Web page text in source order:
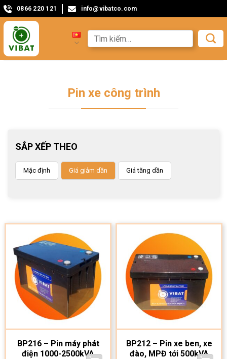
info@vibatco.com
0866 220 121
Pin xe công trình
SẮP XẾP THEO
Mặc định Giá giảm dần Giá tăng dần
BP216 – Pin máy phát
điện 1000-2500kVA
BP212 – Pin xe ben, xe
đào, MPĐ tới 500kVA